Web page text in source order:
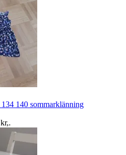
140 sommarklänning
,.